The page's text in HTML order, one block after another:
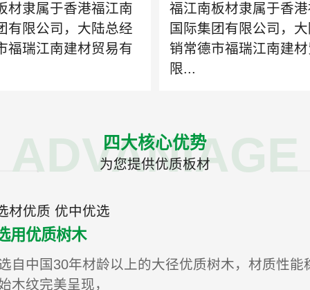
材隶属于香港福江南
有限公司，大陆总经
福瑞江南建材贸易有
福江南板材隶属于香
国际集团有限公司，
销常德市福瑞江南建
限...
四大核心优势
ADVANIAGE
为您提供优质板材
材优质 优中优选
用优质树木
自中国30年材龄以上的大径优质树木，材质性能
木纹完美呈现，